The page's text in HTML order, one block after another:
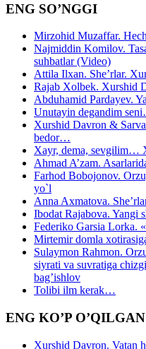
ENG SO’NGGI
Mirzohid Muzaffar.
Najmiddin Komilov.
suhbatlar (Video)
Attila Ilxan. She’rlar.
Rajab Xolbek. Xurshid
Abduhamid Pardayev.
Unutayin degandim
Xurshid Davron &
bedor…
Xayr, dema, sevgilim…
Ahmad A’zam.
Farhod Bobojonov.
yo`l
Anna Axmatova.
Ibodat Rajabova. Yangi
Federiko Garsia Lorka.
Mirtemir domla
Sulaymon Rahmon.
siyrati va suvratiga
bag’ishlov
Tolibi ilm kerak…
ENG KO’P O’QILGAN
Xurshid Davron. Vatan